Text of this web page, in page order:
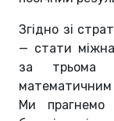
Згідно зі
— стати
за трьома
математичним
Ми прагнемо